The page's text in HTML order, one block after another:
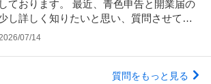
ております。 最近、青色申告と開業届の
し詳しく知りたいと思い、質問させて頂
07/14
質問をもっと見る